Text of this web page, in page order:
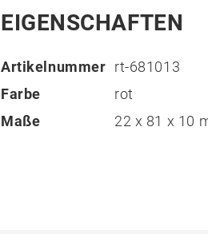
EIGENSCHAFTEN
Artikelnummer rt-681013
Farbe
rot
Maße
22 x 81 x 10